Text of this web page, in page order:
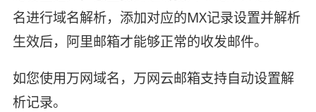
名进行域名解析，添加对应的MX记录设置并解析
生效后，阿里邮箱才能够正常的收发邮件。
如您使用万网域名，万网云邮箱支持自动设置解
析记录。